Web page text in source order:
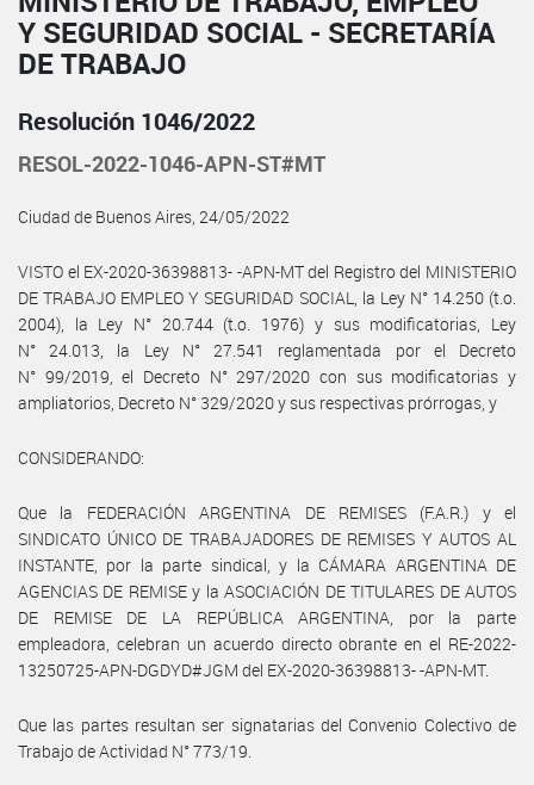
Y SEGURIDAD SOCIAL - SECRETARÍA
DE TRABAJO
Resolución 1046/2022
RESOL-2022-1046-APN-ST#MT
Ciudad de Buenos Aires, 24/05/2022
VISTO el EX-2020-36398813- -APN-MT del Registro del MINISTERIO
DE TRABAJO EMPLEO Y SEGURIDAD SOCIAL, la Ley N° 14.250 (t.o.
2004), la Ley N° 20.744 (t.o. 1976) y sus modificatorias, Ley
N° 24.013, la Ley N° 27.541 reglamentada por el Decreto
N° 99/2019, el Decreto N° 297/2020 con sus modificatorias y
ampliatorios, Decreto N° 329/2020 y sus respectivas prórrogas, y
CONSIDERANDO:
Que la FEDERACIÓN ARGENTINA DE REMISES (F.A.R.) y el
SINDICATO ÚNICO DE TRABAJADORES DE REMISES Y AUTOS AL
INSTANTE, por la parte sindical, y la CÁMARA ARGENTINA DE
AGENCIAS DE REMISE y la ASOCIACIÓN DE TITULARES DE AUTOS
DE REMISE DE LA REPÚBLICA ARGENTINA, por la parte
empleadora, celebran un acuerdo directo obrante en el RE-2022-
13250725-APN-DGDYD#JGM del EX-2020-36398813- -APN-MT.
Que las partes resultan ser signatarias del Convenio Colectivo de
Trabajo de Actividad N° 773/19.